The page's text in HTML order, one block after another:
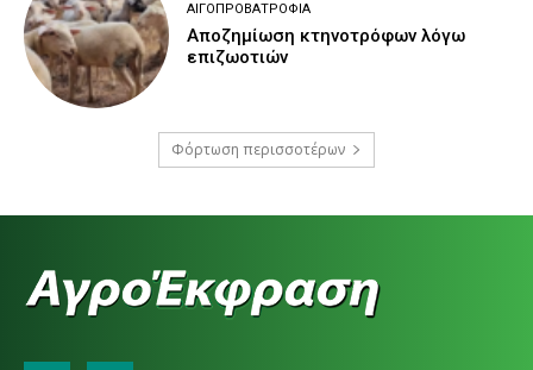
ΑΙΓΟΠΡΟΒΑΤΡΟΦΊΑ
Αποζημίωση κτηνοτρόφων λόγω
επιζωοτιών
Φόρτωση περισσοτέρων